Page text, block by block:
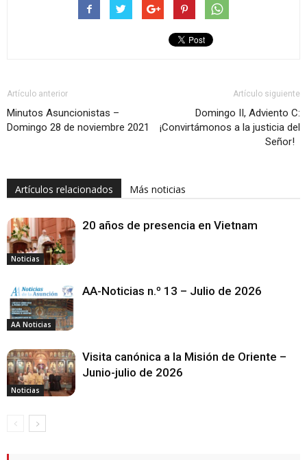
Artículo anterior
Minutos Asuncionistas –
Domingo 28 de noviembre 2021
Artículo siguiente
Domingo II, Adviento C:
¡Convirtámonos a la justicia del
Señor!
Artículos relacionados Más noticias
Noticias
20 años de presencia en Vietnam
AA Noticias
AA-Noticias n.º 13 – Julio de 2026
Noticias
Visita canónica a la Misión de Oriente –
Junio-julio de 2026